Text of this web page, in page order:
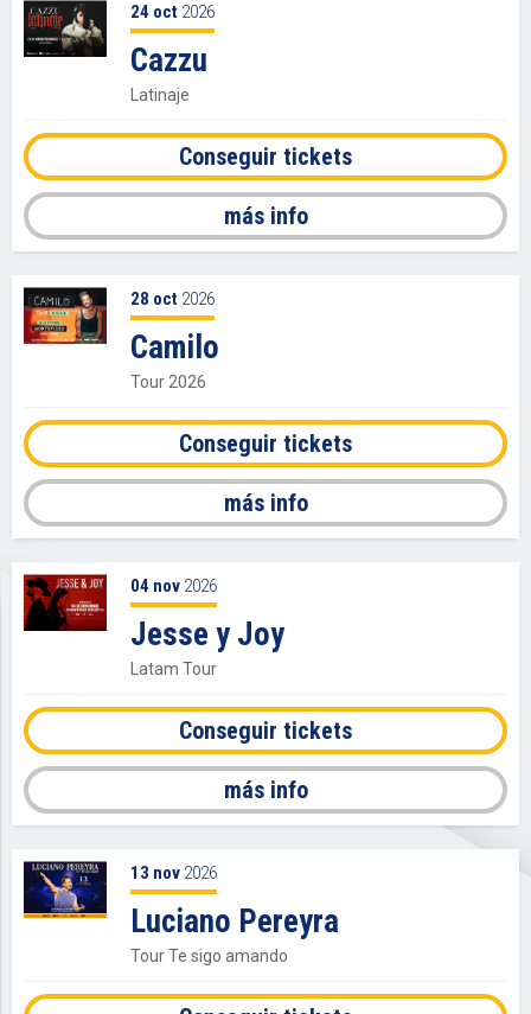
24 oct 2026
Cazzu
Latinaje
Conseguir tickets
más info
28 oct 2026
Camilo
Tour 2026
Conseguir tickets
más info
04 nov 2026
Jesse y Joy
Latam Tour
Conseguir tickets
más info
13 nov 2026
Luciano Pereyra
Tour Te sigo amando